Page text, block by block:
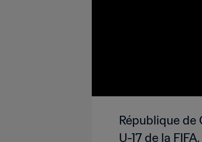
République de
U-17 de la